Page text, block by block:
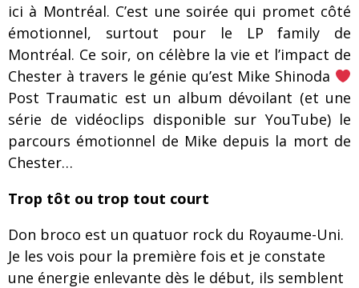
Death Note Silence - Collide and Collapse
ici à Montréal. C’est une soirée qui promet côté
émotionnel, surtout pour le LP family de
Montréal. Ce soir, on célèbre la vie et l’impact de
Chester à travers le génie qu’est Mike Shinoda
Post Traumatic est un album dévoilant (et une
série de vidéoclips disponible sur YouTube) le
parcours émotionnel de Mike depuis la mort de
Chester…
Trop tôt ou trop tout court
Don broco est un quatuor rock du Royaume-Uni.
Je les vois pour la première fois et je constate
une énergie enlevante dès le début, ils semblent